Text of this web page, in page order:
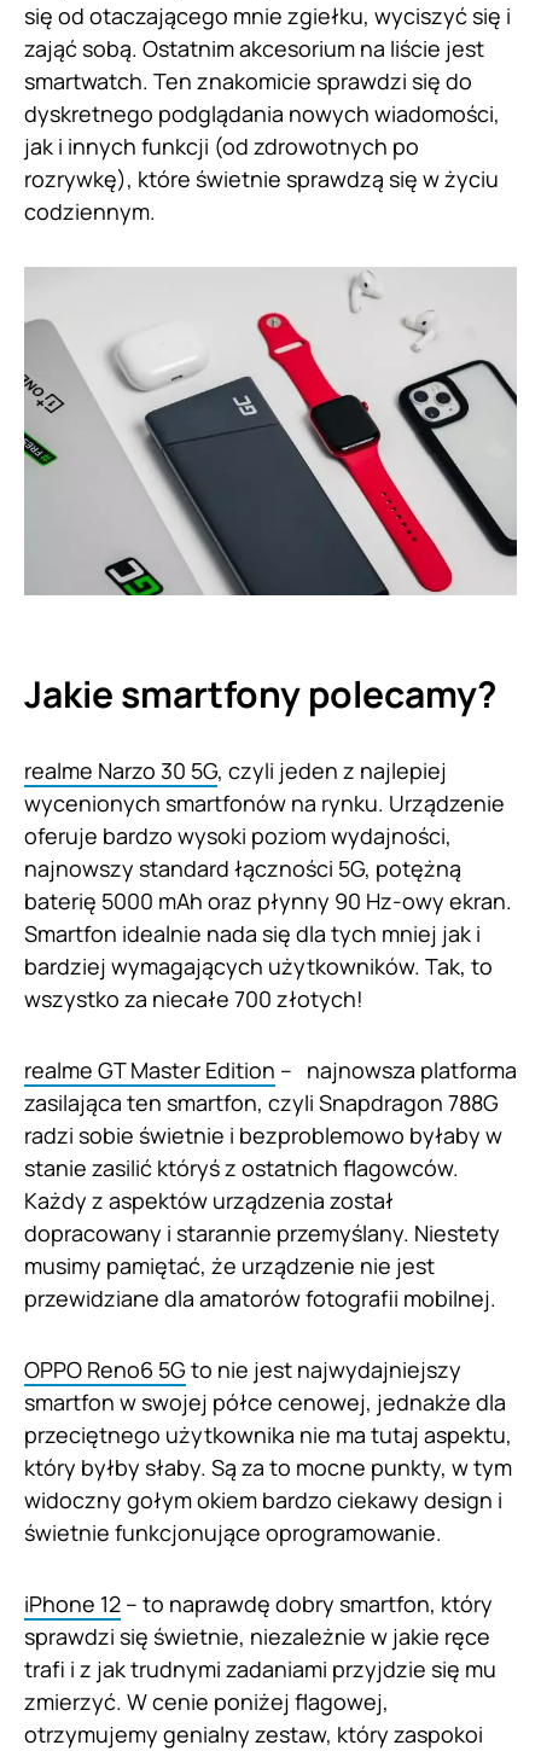
się od otaczającego mnie zgiełku, wyciszyć się i
zająć sobą. Ostatnim akcesorium na liście jest
smartwatch. Ten znakomicie sprawdzi się do
dyskretnego podglądania nowych wiadomości,
jak i innych funkcji (od zdrowotnych po
rozrywkę), które świetnie sprawdzą się w życiu
codziennym.
Jakie smartfony polecamy?
realme Narzo 30 5G, czyli jeden z najlepiej
wycenionych smartfonów na rynku. Urządzenie
oferuje bardzo wysoki poziom wydajności,
najnowszy standard łączności 5G, potężną
baterię 5000 mAh oraz płynny 90 Hz-owy ekran.
Smartfon idealnie nada się dla tych mniej jak i
bardziej wymagających użytkowników. Tak, to
wszystko za niecałe 700 złotych!
realme GT Master Edition – najnowsza platforma
zasilająca ten smartfon, czyli Snapdragon 788G
radzi sobie świetnie i bezproblemowo byłaby w
stanie zasilić któryś z ostatnich flagowców.
Każdy z aspektów urządzenia został
dopracowany i starannie przemyślany. Niestety
musimy pamiętać, że urządzenie nie jest
przewidziane dla amatorów fotografii mobilnej.
OPPO Reno6 5Gto nie jest najwydajniejszy
smartfon w swojej półce cenowej, jednakże dla
przeciętnego użytkownika nie ma tutaj aspektu,
który byłby słaby. Są za to mocne punkty, w tym
widoczny gołym okiem bardzo ciekawy design i
świetnie funkcjonujące oprogramowanie.
iPhone 12 – to naprawdę dobry smartfon, który
sprawdzi się świetnie, niezależnie w jakie ręce
trafi i z jak trudnymi zadaniami przyjdzie się mu
zmierzyć. W cenie poniżej flagowej,
otrzymujemy genialny zestaw, który zaspokoi